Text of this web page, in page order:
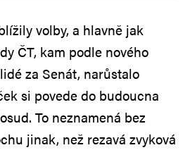
volby, a hlavně jak
ČT, kam podle nového
za Senát, narůstalo
si povede do budoucna
To neznamená bez
jinak, než rezavá zvyková